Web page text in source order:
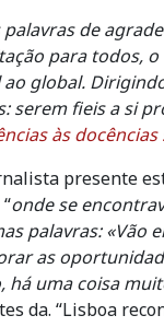
palavras de
para todos,
ao global.
serem fieis a si
às
presente
onde se
palavras: «Vão
as
há uma coisa
da. “Lisboa